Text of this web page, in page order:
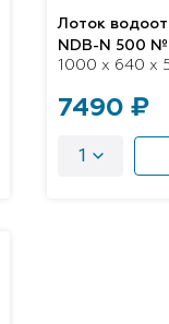
Лоток
NDB-N 500
1000 x 640 x
7490 ₽
1